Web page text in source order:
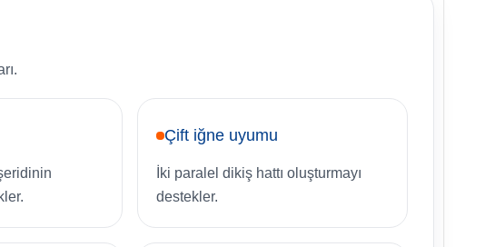
Çift iğne uyumu
İki paralel dikiş hattı oluşturmayı
destekler.